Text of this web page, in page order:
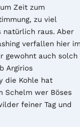
Zeit zum
zu viel
natürlich raus. Aber
verfallen hier
gewohnt auch solch
Argirios
die Kohle hat
Schelm wer Böses
feiner Tag und